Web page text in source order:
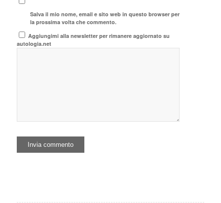
Salva il mio nome, email e sito web in questo browser per
la prossima volta che commento.
Aggiungimi alla newsletter per rimanere aggiornato su
autologia.net